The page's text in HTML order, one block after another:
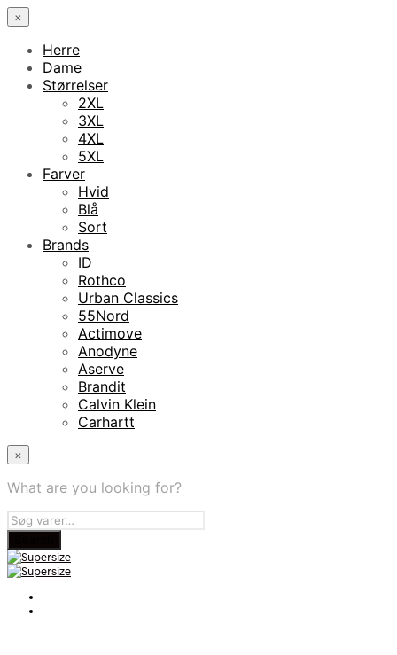
×
Herre
Dame
Størrelser
2XL
3XL
4XL
5XL
Farver
Hvid
Blå
Sort
Brands
ID
Rothco
Urban Classics
55Nord
Actimove
Anodyne
Aserve
Brandit
Calvin Klein
Carhartt
×
What are you looking for?